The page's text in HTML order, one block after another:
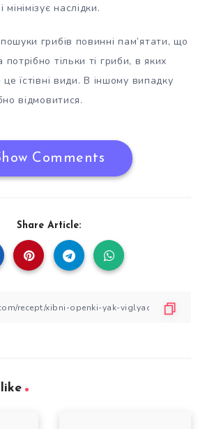
наслідки.
грибів повинні пам’ятати, що
тільки ті гриби, в яких
їстівні види. В іншому випадку
відмовитися.
Comments
Share Article: